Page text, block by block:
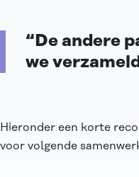
“De andere
we
Hieronder een korte
voor volgende